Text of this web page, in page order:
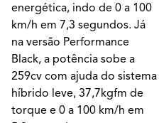
energética, indo de 0 a 100
km/h em 7,3 segundos. Já
na versão Performance
Black, a potência sobe a
259cv com ajuda do sistema
híbrido leve, 37,7kgfm de
torque e 0 a 100 km/h em